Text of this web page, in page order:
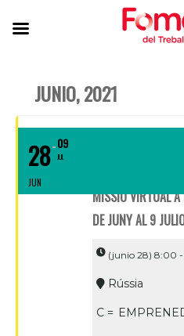
JUNIO, 2021
28
JUN
09
JUL
MISSIÓ VIRTUAL
DE JUNY AL 9
(junio 28) 8:00
Rússia
C =